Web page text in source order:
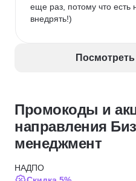
еще раз, потому что есть
внедрять!)
Промокоды и
направления
менеджмент
НАДПО